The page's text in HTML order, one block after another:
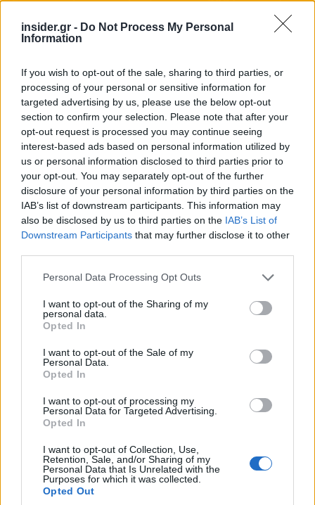
insider.gr - Do Not Process My Personal
Information
If you wish to opt-out of the sale, sharing to third parties, or
processing of your personal or sensitive information for
targeted advertising by us, please use the below opt-out
section to confirm your selection. Please note that after your
opt-out request is processed you may continue seeing
interest-based ads based on personal information utilized by
us or personal information disclosed to third parties prior to
your opt-out. You may separately opt-out of the further
disclosure of your personal information by third parties on the
IAB’s list of downstream participants. This information may
also be disclosed by us to third parties on the IAB’s List of
Downstream Participants that may further disclose it to other
Please note that this website/app uses one or more Google
not limited to your visit or usage behaviour. You may click to
grant or deny consent to Google and its third-party tags to
use your data for below specified purposes in below Google
consent section.
Personal Data Processing Opt Outs
I want to opt-out of the Sharing of my
personal data.
Opted In
I want to opt-out of the Sale of my
Personal Data.
Opted In
I want to opt-out of processing my
Personal Data for Targeted Advertising.
Opted In
I want to opt-out of Collection, Use,
Retention, Sale, and/or Sharing of my
Personal Data that Is Unrelated with the
Purposes for which it was collected.
Opted Out
με το αντίστοιχο τρίμηνο του 2025, ήταν
5,2%
στην Αθήνα, 6,4% στη Θεσσαλονίκη, 5,4% στις
περιοχές της χώρας. Για το σύνολο του 2025, η
αύξηση των τιμών στις ίδιες περιοχές σε σχέση
με το 2024 ήταν 6,5%, 9,7%, 10,2% και 9,1%
αντίστοιχα (αναθεωρημένα στοιχεία).
Τέλος, για το σύνολο των αστικών περιοχών της
χώρας, το α΄ τρίμηνο του 2026 οι τιμές των
διαμερισμάτων ήταν κατά μέσο όρο αυξημένες
κατά 5,6% σε σύγκριση με το α΄ τρίμηνο του
2025, ενώ για το 2025 η μέση ετήσια αύξηση
διαμορφώθηκε στο 7,8% (αναθεωρημένα
στοιχεία).
Ακολουθήστε τοinsider.gr στο Google News
και μάθετε
πρώτοι όλες τις